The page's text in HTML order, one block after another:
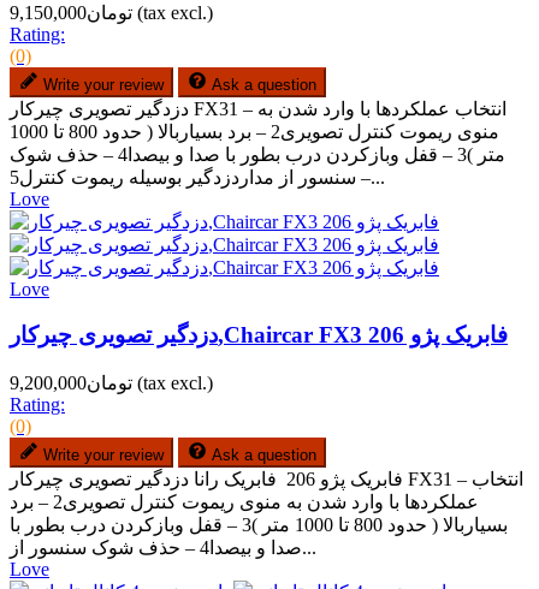
تومان9,150,000 (tax excl.)
Rating:
(0)
Write your review Ask a question
دزدگیر تصویری چیرکار FX31 – انتخاب عملکردها با وارد شدن به
منوی ریموت کنترل تصویری2 – برد بسیاربالا ( حدود 800 تا 1000
متر )3 – قفل وبازکردن درب بطور با صدا و بیصدا4 – حذف شوک
سنسور از مداردزدگیر بوسیله ریموت کنترل5 –...
Love
Love
دزدگیر تصویری چیرکار,Chaircar FX3 فابریک پژو 206
تومان9,200,000 (tax excl.)
Rating:
(0)
Write your review Ask a question
فابریک پژو 206 فابریک رانا دزدگیر تصویری چیرکار FX31 – انتخاب
عملکردها با وارد شدن به منوی ریموت کنترل تصویری2 – برد
بسیاربالا ( حدود 800 تا 1000 متر )3 – قفل وبازکردن درب بطور با
صدا و بیصدا4 – حذف شوک سنسور از...
Love